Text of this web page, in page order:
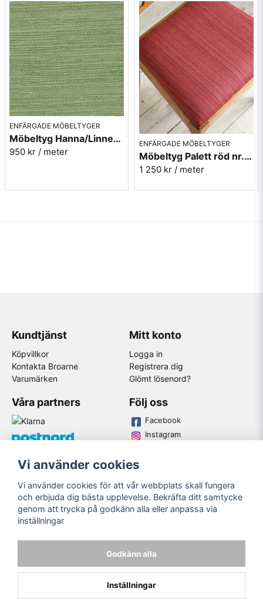
ENFÄRGADE MÖBELTYGER
Möbeltyg Hanna/Linnea grön melerad nr.75 - Carl Malmstens-kvalitet
950 kr / meter
ENFÄRGADE MÖBELTYGER
Möbeltyg Palett röd nr.30 - Carl Malmstens-kvalitet
1 250 kr / meter
Kundtjänst
Köpvillkor
Kontakta Broarne
Varumärken
Mitt konto
Logga in
Registrera dig
Glömt lösenord?
Våra partners Följ oss
Facebook
Instagram
© Copyright
Vi använder cookies
Vi använder cookies för att vår webbplats skall fungera
och erbjuda dig bästa upplevelse. Bekräfta ditt samtycke
genom att trycka på godkänn alla eller anpassa via
inställningar
Godkänn alla
Inställningar